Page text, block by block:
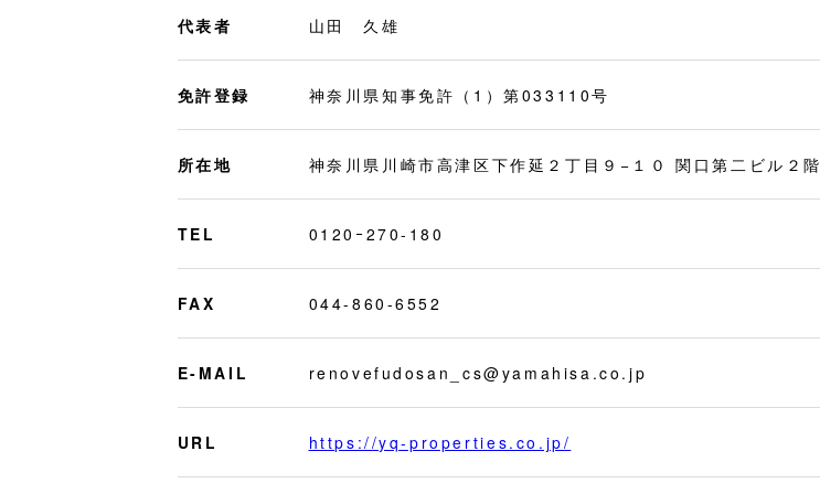
代表者 山田 久雄
免許登録 神奈川県知事免許（1）第033110号
所在地 神奈川県川崎市高津区下作延２丁目９−１０ 関口第二ビル２階
TEL 0120ｰ270-180
FAX 044-860-6552
E-MAIL renovefudosan_cs@yamahisa.co.jp
URL https://yq-properties.co.jp/